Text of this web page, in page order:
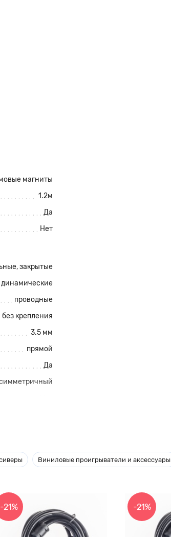
магниты
1.2м
Да
Нет
закрытые
динамические
проводные
без крепления
3.5 мм
прямой
Да
Нет
7Гц
40000Гц
Виниловые проигрыватели и аксессуары
-21% -21%